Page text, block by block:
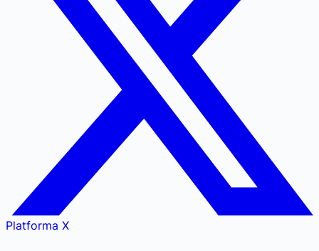
Platforma X